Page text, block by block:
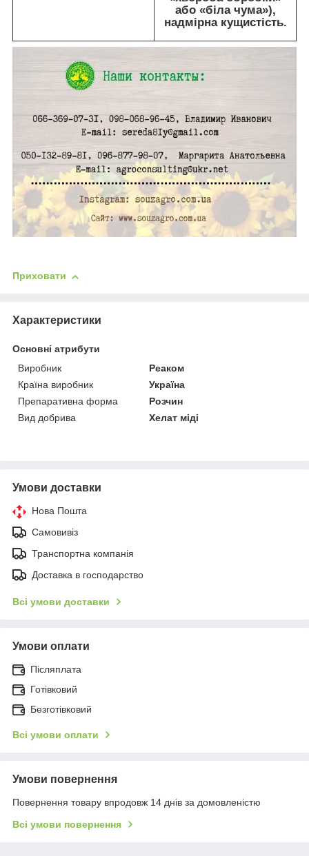
або «біла чума»),
надмірна кущистість.
Приховати
Характеристики
Основні атрибути
Виробник
Реаком
Країна виробник
Україна
Препаративна форма
Розчин
Вид добрива
Хелат міді
Умови доставки
Нова Пошта
Самовивіз
Транспортна компанія
Доставка в господарство
Всі умови доставки
Умови оплати
Післяплата
Готівковий
Безготівковий
Всі умови оплати
Умови повернення
Повернення товару впродовж 14 днів за домовленістю
Всі умови повернення